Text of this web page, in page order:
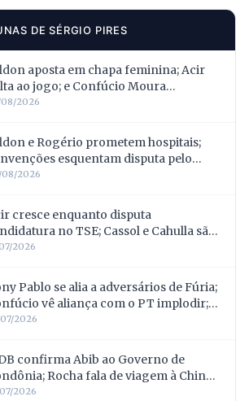
DE SÉRGIO PIRES
aposta em chapa feminina; Acir
ao jogo; e Confúcio Moura
ao renunciar à reeleição
2026
e Rogério prometem hospitais;
esquentam disputa pelo
e Acir mira votos deixados por
2026
cresce enquanto disputa
no TSE; Cassol e Cahulla são
após 16 anos; Scheid
eleitoral
2026
Pablo se alia a adversários de Fúria;
vê aliança com o PT implodir; e
ganha vice contestado
2026
confirma Abib ao Governo de
Rocha fala de viagem à China;
de crise: Scheid fica com o “222”
2026